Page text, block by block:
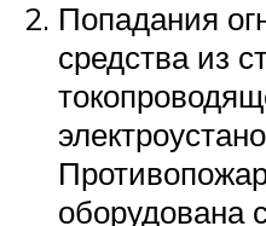
Попадания
средства из
оборудована